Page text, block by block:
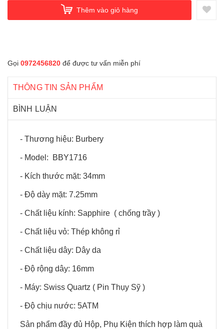
Thêm vào giỏ hàng
Gọi 0972456820 để được tư vấn miễn phí
THÔNG TIN SẢN PHẨM
BÌNH LUẬN
- Thương hiệu: Burbery
- Model: BBY1716
- Kích thước mặt: 34mm
- Độ dày mặt: 7.25mm
- Chất liệu kính: Sapphire ( chống trầy )
- Chất liệu vỏ: Thép không rỉ
- Chất liệu dây: Dây da
- Độ rộng dây: 16mm
- Máy: Swiss Quartz ( Pin Thụy Sỹ )
- Độ chịu nước: 5ATM
Sản phẩm đầy đủ Hộp, Phụ Kiện thích hợp làm quà